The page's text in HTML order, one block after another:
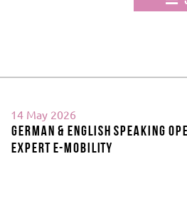
14 May 2026
German & English Speaking
Expert E-mobility